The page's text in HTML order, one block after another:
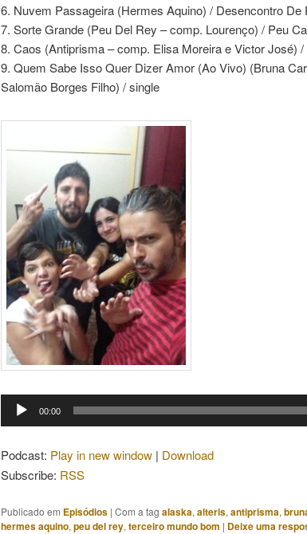
6. Nuvem Passageira (Hermes Aquino) / Desencontro De
7. Sorte Grande (Peu Del Rey – comp. Lourenço) / Peu
8. Caos (Antiprisma – comp. Elisa Moreira e Victor José)
9. Quem Sabe Isso Quer Dizer Amor (Ao Vivo) (Bruna
Salomão Borges Filho) / single
Tocador
de
00:00
Podcast: Play in new window | Download
Subscribe: RSS
Publicado em Episódios | Com a tag alaska, alteris, antiprisma,
hermes aquino, peu del rey, terceiro mundo bom | Deixe uma